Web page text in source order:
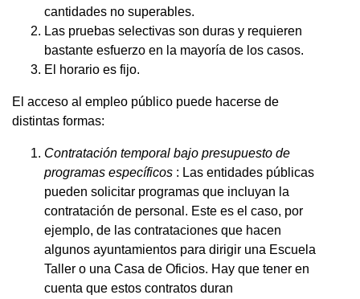
cantidades no superables.
Las pruebas selectivas son duras y requieren
bastante esfuerzo en la mayoría de los casos.
El horario es fijo.
El acceso al empleo público puede hacerse de
distintas formas:
Contratación temporal bajo presupuesto de
programas específicos : Las entidades públicas
pueden solicitar programas que incluyan la
contratación de personal. Este es el caso, por
ejemplo, de las contrataciones que hacen
algunos ayuntamientos para dirigir una Escuela
Taller o una Casa de Oficios. Hay que tener en
cuenta que estos contratos duran